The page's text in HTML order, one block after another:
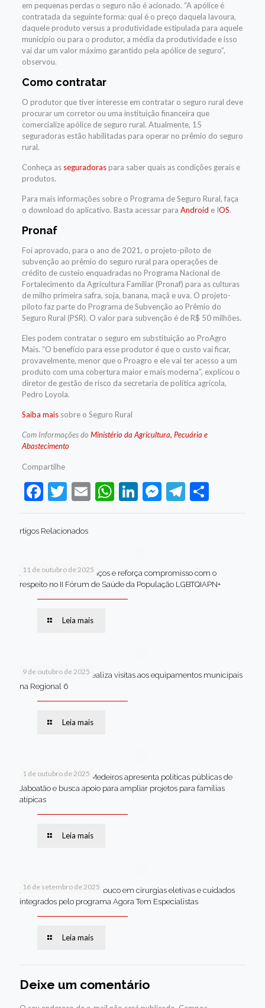
em pequenas perdas o seguro não é acionado. “A apólice é
contratada da seguinte forma: qual é o preço daquela lavoura,
daquele produto versus a produtividade estipulada para aquele
município ou para o produtor, a média da produtividade e isso
vai dar um valor máximo garantido pela apólice de seguro”,
observou.
Como contratar
O produtor que tiver interesse em contratar o seguro rural deve
procurar um corretor ou uma instituição financeira que
comercialize apólice de seguro rural. Atualmente, 15
seguradoras estão habilitadas para operar no prêmio do seguro
rural.
Conheça as seguradoraspara saber quais as condições gerais e
produtos.
Para mais informações sobre o Programa de Seguro Rural, faça
o download do aplicativo. Basta acessar para Android e IOS.
Pronaf
Foi aprovado, para o ano de 2021, o projeto-piloto de
subvenção ao prêmio do seguro rural para operações de
crédito de custeio enquadradas no Programa Nacional de
Fortalecimento da Agricultura Familiar (Pronaf) para as culturas
de milho primeira safra, soja, banana, maçã e uva. O projeto-
piloto faz parte do Programa de Subvenção ao Prêmio do
Seguro Rural (PSR). O valor para subvenção é de R$ 50 milhões.
Eles podem contratar o seguro em substituição ao ProAgro
Mais. “O benefício para esse produtor é que o custo vai ficar,
provavelmente, menor que o Proagro e ele vai ter acesso a um
produto com uma cobertura maior e mais moderna”, explicou o
diretor de gestão de risco da secretaria de política agrícola,
Pedro Loyola.
Saiba maissobre o Seguro Rural
Com Informações do Ministério da Agricultura, Pecuária e
Abastecimento
Compartilhe
Facebook
Twitter
EmailWhatsApp
LinkedIn
Messenger
Telegram
Share
rtigos Relacionados
11 de outubro de 2025
Jaboatão celebra avanços e reforça compromisso com o
respeito no II Fórum de Saúde da População LGBTQIAPN+
Leia mais
9 de outubro de 2025
Van dos secretários realiza visitas aos equipamentos municipais
na Regional 6
Leia mais
1 de outubro de 2025
Em Brasília, Andréa Medeiros apresenta políticas públicas de
Jaboatão e busca apoio para ampliar projetos para famílias
atípicas
Leia mais
16 de setembro de 2025
Jaboatão lidera Pernambuco em cirurgias eletivas e cuidados
integrados pelo programa Agora Tem Especialistas
Leia mais
Deixe um comentário